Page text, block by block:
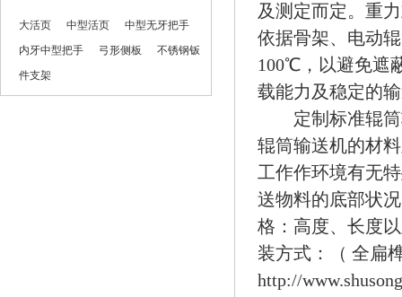
大活页 中型活页
中型无牙把手
内牙中型把手
弓形侧板
不锈钢钣
件支架
及测定而定。重
依据骨架、电动
100℃，以避免遮
载能力及稳定的
定制标准辊筒
辊筒输送机的材
工作作环境有无
送物料的底部状
格：高度、长度
装方式：（ 全扁
http://